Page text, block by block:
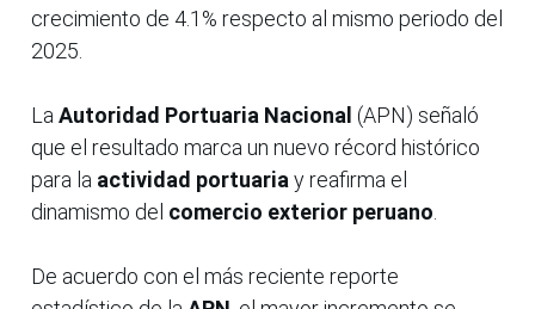
crecimiento de 4.1% respecto al mismo periodo del
2025.
La Autoridad Portuaria Nacional (APN) señaló
que el resultado marca un nuevo récord histórico
para la actividad portuaria y reafirma el
dinamismo del comercio exterior peruano
De acuerdo con el más reciente reporte